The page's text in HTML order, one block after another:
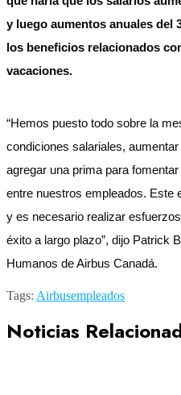
y luego aumentos anuales del
los beneficios relacionados
vacaciones.
“Hemos puesto todo sobre la
condiciones salariales,
agregar una prima para
entre nuestros empleados. Este
y es necesario realizar
éxito a largo plazo”, dijo Patrick
Humanos de Airbus Canadá.
Tags: Airbusempleados
Noticias